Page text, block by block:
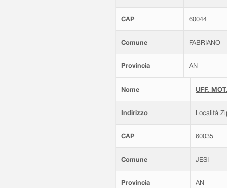
CAP 60044
Comune FABRIANO
Provincia AN
Nome UFF.
Indirizzo Località
CAP 60035
Comune JESI
Provincia AN